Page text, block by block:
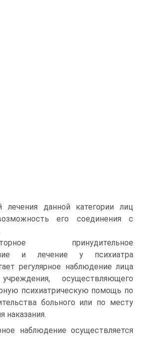
лечения данной категории лиц
его соединения с
принудительное
и лечение у психиатра
регулярное наблюдение лица
осуществляющего
психиатрическую помощь по
больного или по месту
наказания.
наблюдение осуществляется